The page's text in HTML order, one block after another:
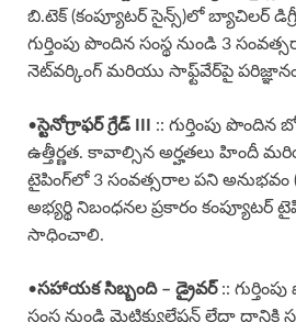
బి.టెక్ (కంప్యూటర్ సైన్స్)లో బ్యాచిలర్
గుర్తింపు పొందిన సంస్థ నుండి 3
నెట్‌వర్కింగ్ మరియు సాఫ్ట్‌వేర్‌పై
•స్టెనోగ్రాఫర్ గ్రేడ్ III :: గుర్తింపు పొందిన
ఉత్తీర్ణత. కావాల్సిన అర్హతలు హిందీ
టైపింగ్‌లో 3 సంవత్సరాల పని
అభ్యర్థి నిబంధనల ప్రకారం కంప్యూటర్
సాధించాలి.
•సహాయక సిబ్బంది – డ్రైవర్::
సంస్థ నుండి మెట్రిక్యులేషన్ లేదా దానికి